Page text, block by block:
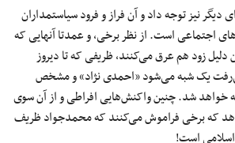
دیگر نیز توجه داد و آن فراز و فرود سیاستمداران
اجتماعی است. از نظر برخی، و عمدتا آنهایی که
زود هم عرق می‌کنند، ظریفی که تا دیروز
یک ‌شبه می‌شود «احمدی نژاد» و مشخص
شد. چنین واکنش‌هایی افراطی و از آن سوی
که برخی فراموش می‌کنند که محمدجواد ظریف
است!